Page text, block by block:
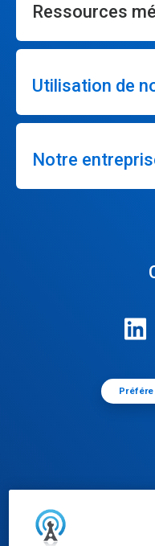
Ressources
Utilisation de
Notre